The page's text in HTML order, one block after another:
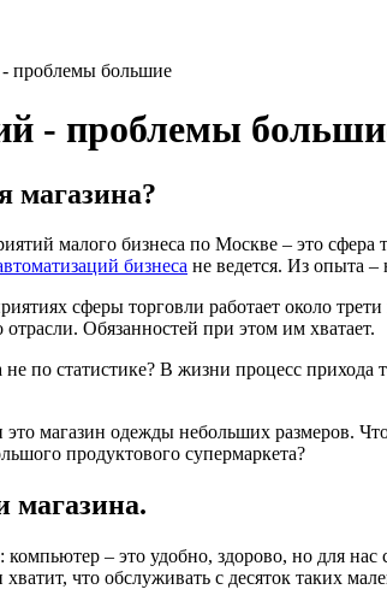
проблемы большие
- проблемы
магазина?
малого бизнеса по Москве – это
бизнеса не ведется. Из опыта –
сферы торговли работает около
Обязанностей при этом им хватает.
по статистике? В жизни процесс
магазин одежды небольших размеров.
продуктового супермаркета?
магазина.
– это удобно, здорово, но для
что обслуживать с десяток таких